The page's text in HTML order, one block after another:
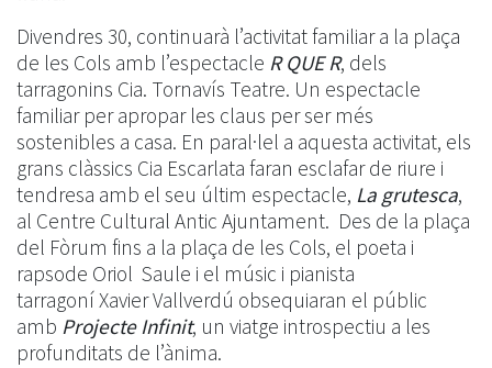
Divendres 30, continuarà l’activitat familiar a la plaça
de les Cols amb l’espectacle R QUE R, dels
tarragonins Cia. Tornavís Teatre. Un espectacle
familiar per apropar les claus per ser més
sostenibles a casa. En paral·lel a aquesta activitat, els
grans clàssics Cia Escarlata faran esclafar de riure i
tendresa amb el seu últim espectacle, La grutesca,
al Centre Cultural Antic Ajuntament. Des de la plaça
del Fòrum fins a la plaça de les Cols, el poeta i
rapsode Oriol Saule i el músic i pianista
tarragoní Xavier Vallverdú obsequiaran el públic
amb Projecte Infinit, un viatge introspectiu a les
profunditats de l’ànima.